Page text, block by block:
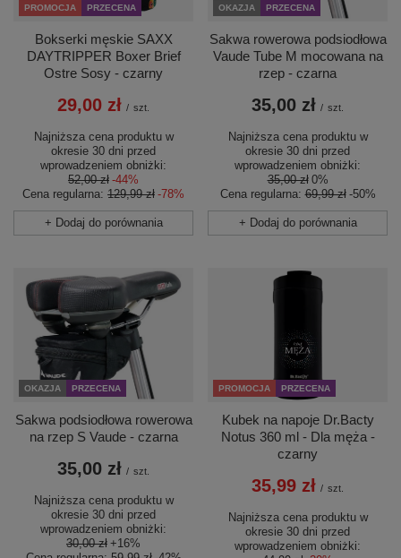
PROMOCJA PRZECENA
Bokserki męskie SAXX
DAYTRIPPER Boxer Brief
Ostre Sosy - czarny
29,00 zł / szt.
Najniższa cena produktu w
okresie 30 dni przed
wprowadzeniem obniżki:
52,00 zł -44%
Cena regularna: 129,99 zł -78%
+ Dodaj do porównania
OKAZJA PRZECENA
Sakwa rowerowa podsiodłowa
Vaude Tube M mocowana na
rzep - czarna
35,00 zł / szt.
Najniższa cena produktu w
okresie 30 dni przed
wprowadzeniem obniżki:
35,00 zł 0%
Cena regularna:69,99 zł -50%
+ Dodaj do porównania
OKAZJA PRZECENA
Sakwa podsiodłowa rowerowa
na rzep S Vaude - czarna
35,00 zł / szt.
Najniższa cena produktu w
okresie 30 dni przed
wprowadzeniem obniżki:
30,00 zł +16%
PROMOCJA PRZECENA
Kubek na napoje Dr.Bacty
Notus 360 ml - Dla męża -
czarny
35,99 zł / szt.
Najniższa cena produktu w
okresie 30 dni przed
wprowadzeniem obniżki: